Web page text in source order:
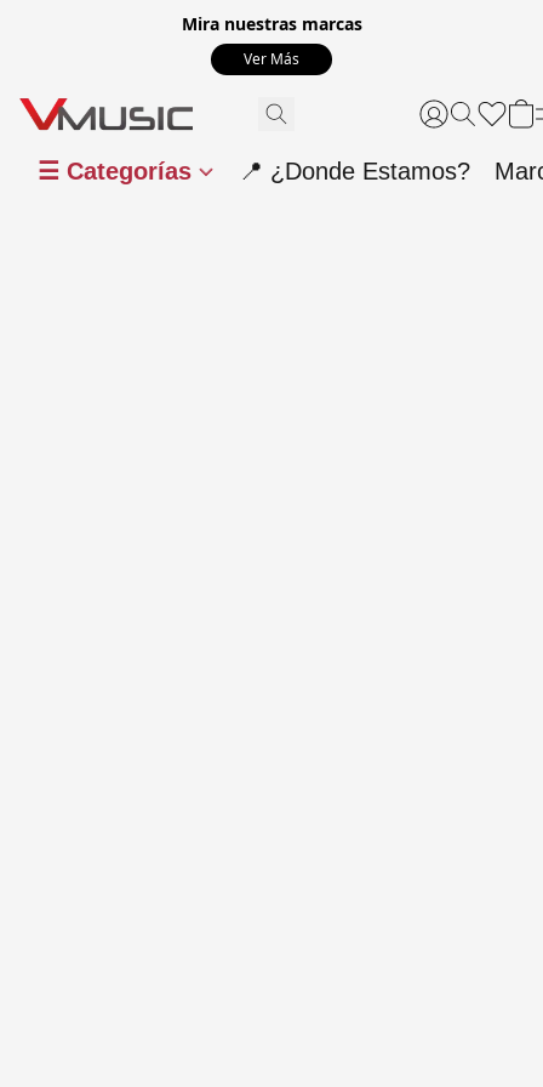
Mira nuestras marcas
Ver Más
☰ Categorías 📍 ¿Donde Estamos?